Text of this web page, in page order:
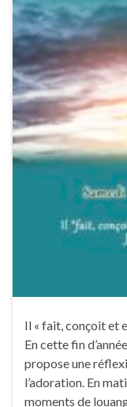
Il « fait, conçoit et
En cette fin
propose une
l’adoration. En
moments de